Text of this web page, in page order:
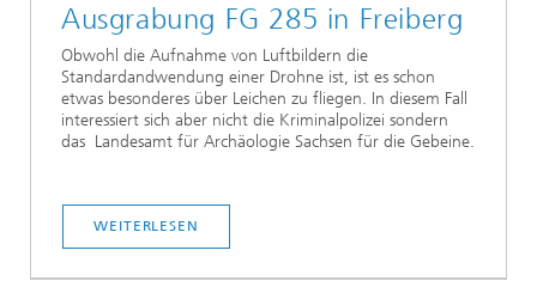
Ausgrabung FG 285 in Freiberg
Obwohl die Aufnahme von Luftbildern die
Standardandwendung einer Drohne ist, ist es schon
etwas besonderes über Leichen zu fliegen. In diesem Fall
interessiert sich aber nicht die Kriminalpolizei sondern
das Landesamt für Archäologie Sachsen für die Gebeine.
WEITERLESEN